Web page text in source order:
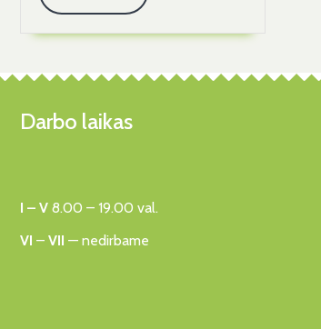
Darbo laikas
I – V 8.00 – 19.00 val.
VI – VII — nedirbame